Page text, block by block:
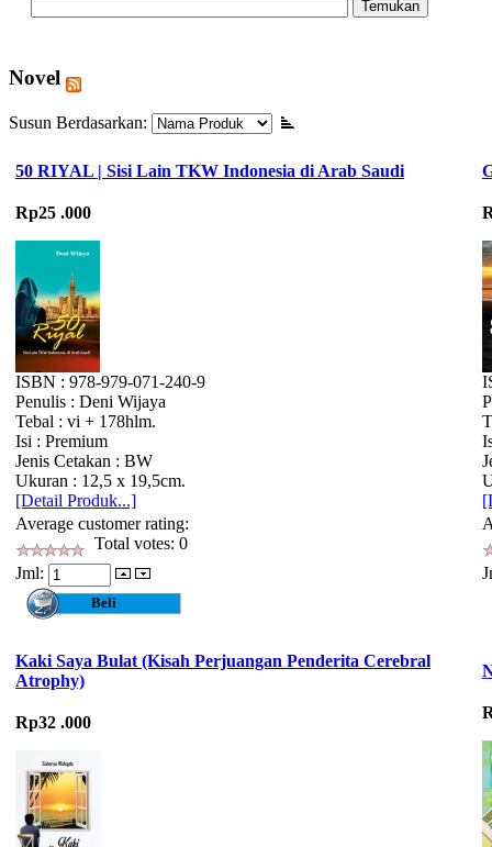
Novel
Susun Berdasarkan:
50 RIYAL | Sisi Lain TKW Indonesia di Arab Saudi
Rp25 .000
ISBN : 978-979-071-240-9
Penulis : Deni Wijaya
Tebal : vi + 178hlm.
Isi : Premium
Jenis Cetakan : BW
Ukuran : 12,5 x 19,5cm.
[Detail Produk...]
Average customer rating:
Total votes: 0
Jml:
Kaki Saya Bulat (Kisah Perjuangan Penderita Cerebral
Atrophy)
Rp32 .000